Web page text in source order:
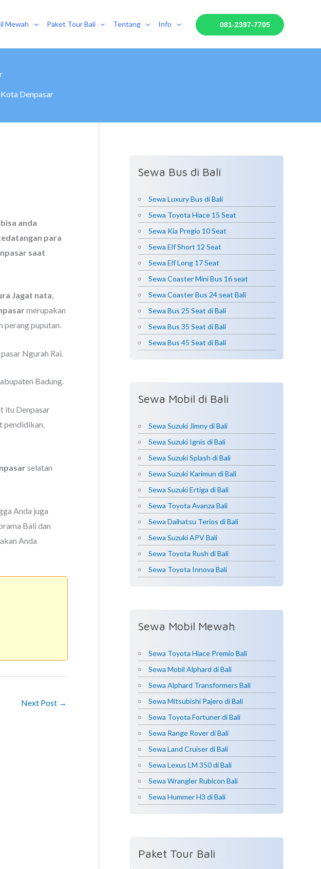
Mewah Paket Tour Bali Tentang Info 081-2397-7705
Kota Denpasar
anda
para
saat
Jagat nata,
merupakan
perang puputan.
Ngurah Rai.
Badung.
itu Denpasar
pendidikan,
selatan
Anda juga
Bali dan
Anda
Next Post →
Sewa Bus di Bali
Sewa Luxury Bus di Bali
Sewa Toyota Hiace 15 Seat
Sewa Kia Pregio 10 Seat
Sewa Elf Short 12 Seat
Sewa Elf Long 17 Seat
Sewa Coaster Mini Bus 16 seat
Sewa Coaster Bus 24 seat Bali
Sewa Bus 25 Seat di Bali
Sewa Bus 35 Seat di Bali
Sewa Bus 45 Seat di Bali
Sewa Mobil di Bali
Sewa Suzuki Jimny di Bali
Sewa Suzuki Ignis di Bali
Sewa Suzuki Splash di Bali
Sewa Suzuki Karimun di Bali
Sewa Suzuki Ertiga di Bali
Sewa Toyota Avanza Bali
Sewa Daihatsu Terios di Bali
Sewa Suzuki APV Bali
Sewa Toyota Rush di Bali
Sewa Toyota Innova Bali
Sewa Mobil Mewah
Sewa Toyota Hiace Premio Bali
Sewa Mobil Alphard di Bali
Sewa Alphard Transformers Bali
Sewa Mitsubishi Pajero di Bali
Sewa Toyota Fortuner di Bali
Sewa Range Rover di Bali
Sewa Land Cruiser di Bali
Sewa Lexus LM 350 di Bali
Sewa Wrangler Rubicon Bali
Sewa Hummer H3 di Bali
Paket Tour Bali